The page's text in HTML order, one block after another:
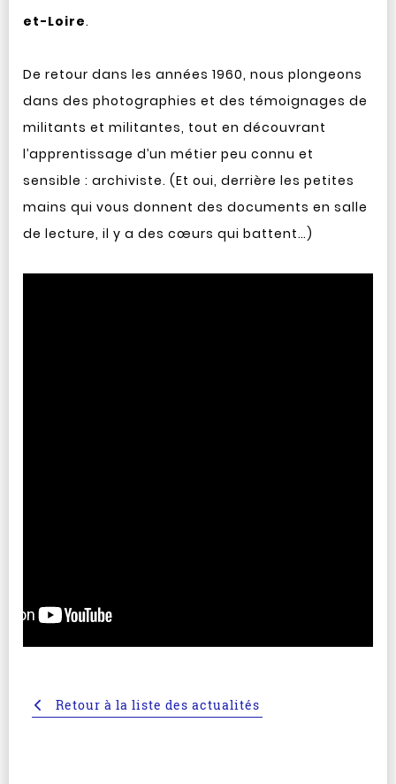
et-Loire.
De retour dans les années 1960, nous plongeons
dans des photographies et des témoignages de
militants et militantes, tout en découvrant
l’apprentissage d’un métier peu connu et
sensible : archiviste. (Et oui, derrière les petites
mains qui vous donnent des documents en salle
de lecture, il y a des cœurs qui battent…)
Retour à la liste des actualités